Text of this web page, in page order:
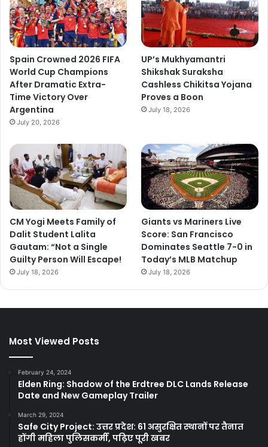
Spain Crowned 2026 FIFA
World Cup Champions
After Dramatic Extra-
Time Victory Over
Argentina
July 20, 2026
UP’s Mukhyamantri
Shikshak Suraksha
Cashless Chikitsa Yojana
Proves a Boon
July 18, 2026
CM Yogi Meets Family of
Dalit Student Lalita
Gautam: “Not a Single
Guilty Person Will Escape!
July 18, 2026
Giants vs Mariners Live
Score: San Francisco
Dominates Seattle 7-0 in
Today’s MLB Matchup
July 18, 2026
Most Viewed Posts
February 24, 2024
Elden Ring: Shadow of the Erdtree DLC Lands Release
Date and New Gameplay Trailer
March 29, 2024
Safe City Project: उत्तर प्रदेश: 61 असुरक्षित स्थानों पर तैनात
होंगी महिला पुलिसकर्मी, पढ़िए पूरी खबर